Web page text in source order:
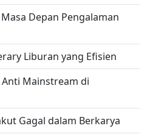
Depan Pengalaman
Liburan yang Efisien
Mainstream di
Gagal dalam Berkarya